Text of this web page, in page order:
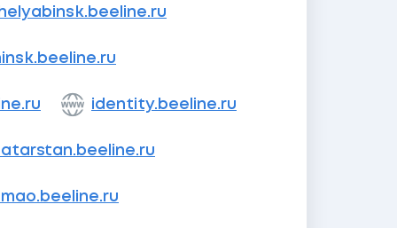
identity.beeline.ru